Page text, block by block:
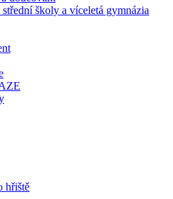
školy a víceletá gymnázia
hřiště